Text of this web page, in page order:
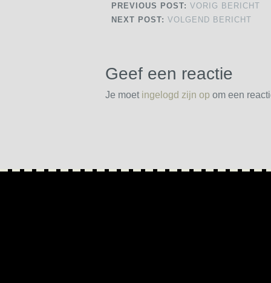
PREVIOUS POST: VORIG BERICHT
NEXT POST: VOLGEND BERICHT
Geef een reactie
Je moet ingelogd zijn op om een